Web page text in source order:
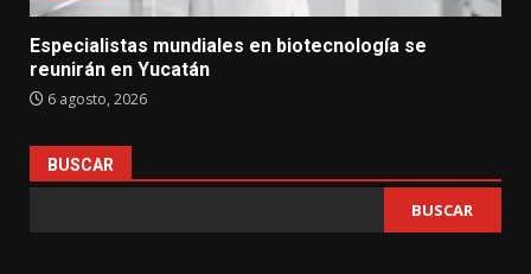
Especialistas mundiales en biotecnología se
reunirán en Yucatán
6 agosto, 2026
BUSCAR
BUSCAR